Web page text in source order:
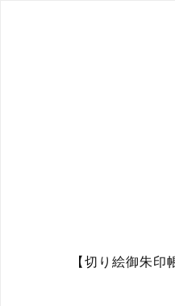
【切り絵御朱